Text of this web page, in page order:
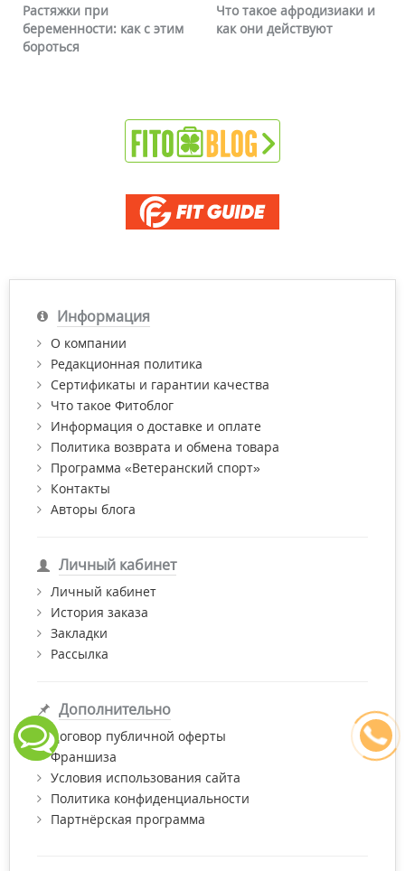
Растяжки при
беременности: как с этим
бороться
Что такое афродизиаки и
как они действуют
Информация
О компании
Редакционная политика
Сертификаты и гарантии качества
Что такое Фитоблог
Информация о доставке и оплате
Политика возврата и обмена товара
Программа «Ветеранский спорт»
Контакты
Авторы блога
Личный кабинет
Личный кабинет
История заказа
Закладки
Рассылка
Дополнительно
Договор публичной оферты
Франшиза
Условия использования сайта
Политика конфиденциальности
Партнёрская программа